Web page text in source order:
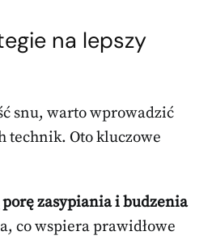
na lepszy
snu, warto wprowadzić
technik. Oto kluczowe
zasypiania i budzenia
co wspiera prawidłowe